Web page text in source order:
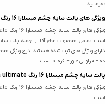
بفرمایید
ویژگی های پالت سایه چشم میسلارا 16 رنگ miss lara ultimate
دارای ویژگی های ثبت شده هستند. درج ویژگی
دقت فراوانی صورت گرفته است.
پالت سایه چشم میسلارا 16 رنگ miss lara ultimate را از کجا و چگونه تهیه کنم؟
است.